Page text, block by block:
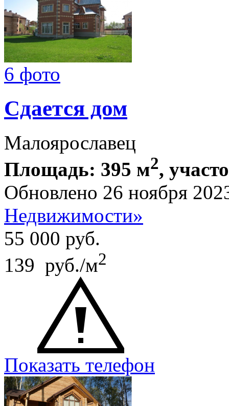
6 фото
Сдается дом
Малоярославец
Площадь: 395 м2,
Обновлено 26 ноября
Недвижимости»
55 000 руб.
139 руб./м2
Показать телефон